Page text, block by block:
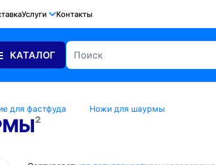
Услуги Контакты
КАТАЛОГ
для фастфуда Ножи для шаурмы
2